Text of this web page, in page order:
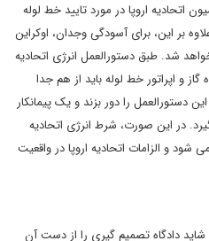
اتحادیه اروپا در مورد تایید خط لوله
علاوه بر این، برای آسودگی وجدان، اوکراین
شد. طبق دستورالعمل انرژی اتحادیه
گاز و اپراتور خط لوله باید از هم جدا
دستورالعمل را دور بزند و یک پیمانکار
در این صورت، شرط انرژی اتحادیه
شود و الزامات اتحادیه اروپا در واقعیت
شاید دادگاه تصمیم گیری را از دست آن